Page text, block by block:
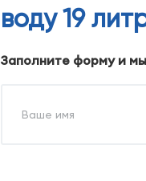
воду 19
Заполните форму и